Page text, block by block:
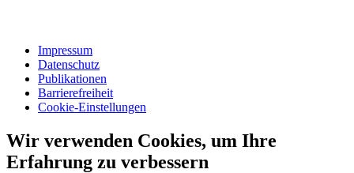
Impressum
Datenschutz
Publikationen
Barrierefreiheit
Cookie-Einstellungen
Wir verwenden Cookies, um Ihre
Erfahrung zu verbessern